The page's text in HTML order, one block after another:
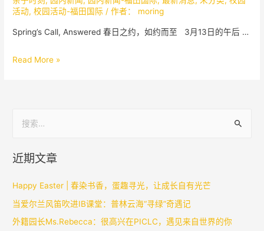
你
活动,校园活动-福田国际 / 作者： moring
Spring’s Call, Answered 春日之约，如约而至 3月13日的午后 …
Read More »
近期文章
Happy Easter | 春染书香，蛋趣寻光，让成长自有光芒
当爱尔兰风笛吹进IB课堂：普林云海“寻绿”奇遇记
外籍园长Ms.Rebecca：很高兴在PICLC，遇见来自世界的你